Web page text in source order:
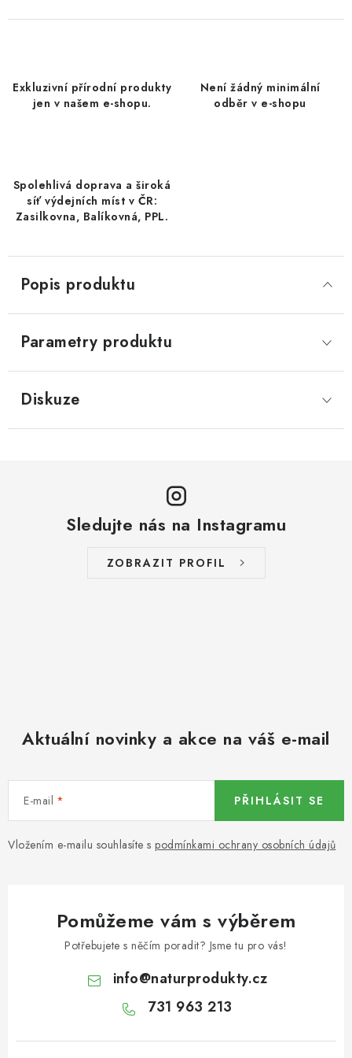
LYOFILIZOVANÉ OVOCE
KOŘENÍ / TEKUTÁ OCHUCOVADLA/OMÁČKY
SUŠENÉ OVOCE / MERUŇKY SÍŘENÉ / MERUŇKY
LYOFILIZOVANÉ OVOCE / MANGO
LYOFILIZOVANÉ OVOCE / JAHODY
OŘECHY PRAŽENÉ, SOLENÉ A DOCHUCENÉ /
PISTÁCIE PRAŽENÉ SOLENÉ
DÁRKOVÉ POUKAZY
OŘECHY NATURAL / MANDLE
OŘECHY NATURAL / KEŠU OŘECHY / KEŠU OŘECHY
CELÉ NATURAL
OŘECHY NATURAL / PODZEMNICE (ARAŠÍDY) /
PODZEMNICE OLEJNÁ BLANŠÍROVANÁ
Exkluzivní přírodní produkty
jen v našem e-shopu.
Není žádný minimální
odběr v e-shopu
Spolehlivá doprava a široká
síť výdejních míst v ČR:
Zasilkovna, Balíkovná, PPL.
Popis produktu
Parametry produktu
Diskuze
Sledujte nás na Instagramu
ZOBRAZIT PROFIL
Aktuální novinky a akce na váš e-mail
E-mail
Vložením e-mailu souhlasíte s podmínkami ochrany osobních údajů
PŘIHLÁSIT SE
Pomůžeme vám s výběrem
Potřebujete s něčím poradit? Jsme tu pro vás!
info@naturprodukty.cz
731 963 213